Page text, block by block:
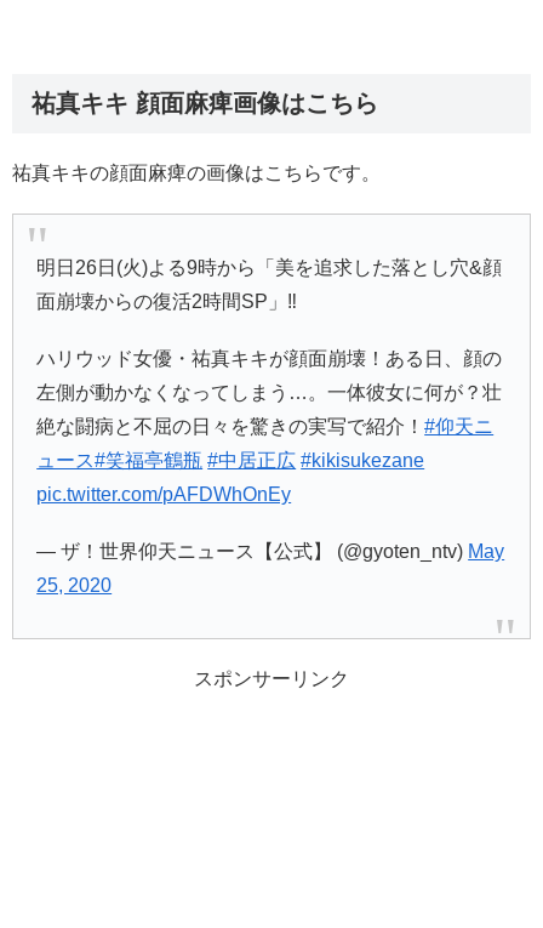
祐真キキ 顔面麻痺画像はこちら
祐真キキの顔面麻痺の画像はこちらです。
明日26日(火)よる9時から「美を追求した落とし穴&顔
面崩壊からの復活2時間SP」‼️
ハリウッド女優・祐真キキが顔面崩壊！ある日、顔の
左側が動かなくなってしまう…。一体彼女に何が？壮
絶な闘病と不屈の日々を驚きの実写で紹介！#仰天ニ
ュース#笑福亭鶴瓶 #中居正広 #kikisukezane
pic.twitter.com/pAFDWhOnEy
— ザ！世界仰天ニュース【公式】 (@gyoten_ntv) May
25, 2020
スポンサーリンク